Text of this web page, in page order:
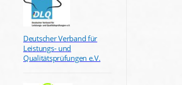
Deutscher Verband für
Leistungs- und
Qualitätsprüfungen e.V.